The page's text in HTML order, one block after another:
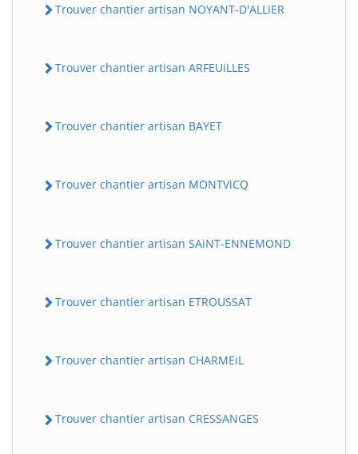
Trouver chantier artisan NOYANT-D'ALLiER
Trouver chantier artisan ARFEUiLLES
Trouver chantier artisan BAYET
Trouver chantier artisan MONTViCQ
Trouver chantier artisan SAiNT-ENNEMOND
Trouver chantier artisan ETROUSSAT
Trouver chantier artisan CHARMEiL
Trouver chantier artisan CRESSANGES